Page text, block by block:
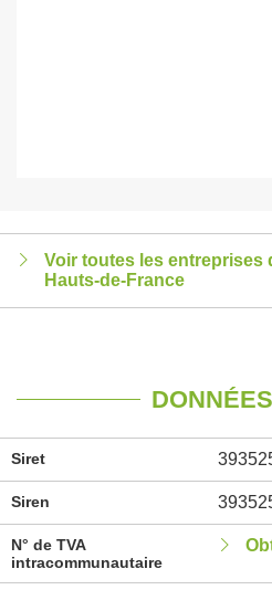
Voir toutes les entreprises
Hauts-de-France
Siret
Siren
N° de TVA
intracommunautaire